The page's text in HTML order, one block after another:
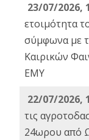
23/07/2026,
ετοιμότητα
σύμφωνα με
Καιρικών
ΕΜΥ
22/07/2026,
τις
24ωρου από